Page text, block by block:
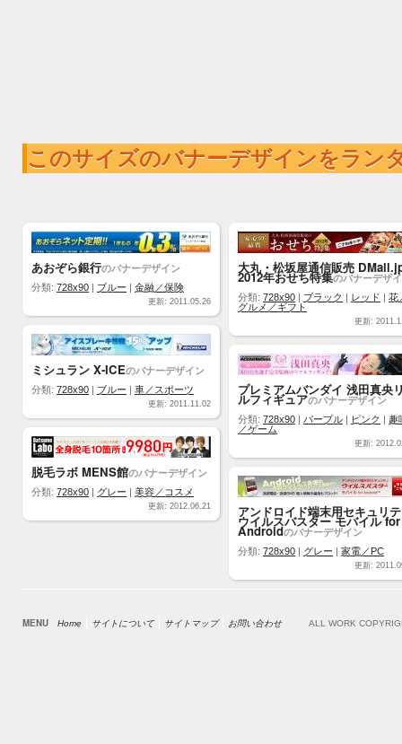
このサイズのバナーデザインをラン
あおぞら銀行のバナーデザイン
分類: 728x90 ブルー 金融／保険
更新: 2011.05.26
大丸・松坂屋通信販売
2012年おせち特集のバナーデザ
分類: 728x90 ブラック レッド
花
グルメ／ギフト
更新:
ミシュラン X-ICEのバナーデザイン
分類: 728x90 ブルー 車／スポーツ
更新: 2011.11.02
プレミアムバンダイ 浅田真央
ルフィギュアのバナーデザイン
分類: 728x90 パープル ピンク
趣
／ゲーム
更新:
脱毛ラボ MENS館のバナーデザイン
分類: 728x90 グレー 美容／コスメ
更新: 2012.06.21 アンドロイド端末用セキュリ
ウイルスバスター モバイル for
Androidのバナーデザイン
分類: 728x90 グレー 家電／PC
更新:
MENU Home サイトについて サイトマップ お問い合わせ ALL WORK